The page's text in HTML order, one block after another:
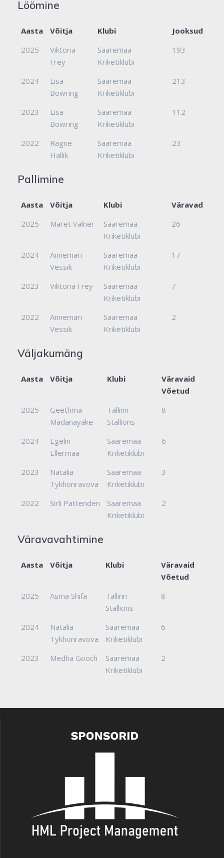
Löömine
Aasta Võitja Klubi
Jooksud
2025
Viktoria
Frey
Saaremaa
Kriketiklubi
193
2024
Lisa
Bowring
Saaremaa
Kriketiklubi
213
2023
Lisa
Bowring
Saaremaa
Kriketiklubi
112
2022
Ragne
Hallik
Saaremaa
Kriketiklubi
23
Pallimine
Aasta Võitja Klubi
Väravad
2025
Maret Valner
Saaremaa
Kriketiklubi
26
2024
Annemari
Vessik
Saaremaa
Kriketiklubi
17
2023 Viktoria Frey
Saaremaa
Kriketiklubi
7
2022
Annemari
Vessik
Saaremaa
Kriketiklubi
2
Väljakumäng
Aasta Võitja Klubi
Väravaid
Võetud
2025
Geethma
Madanayake
Tallinn
Stallions
8
2024
Egelin
Ellermaa
Saaremaa
Kriketiklubi
6
2023
Natalia
Tykhonravova
Saaremaa
Kriketiklubi
3
2022 Sirli Pattenden
Saaremaa
Kriketiklubi
2
Väravavahtimine
Aasta Võitja Klubi
Väravaid
Võetud
2025
Asma Shifa
Tallinn
Stallions
8
2024
Natalia
Tykhonravova
Saaremaa
Kriketiklubi
6
2023 Medha Gooch
Saaremaa
Kriketiklubi
2